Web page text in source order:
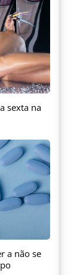
sexta na
a não se